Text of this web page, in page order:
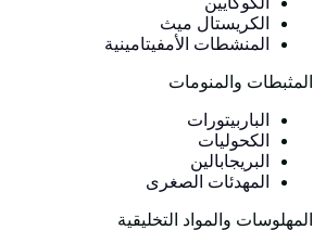
الكريستال ميث
المنشطات الأمفيتامينية
والمنومات
الباربيتورات
الكحوليات
البريجابالين
المهدئات الصغرى
والمواد التخليقية